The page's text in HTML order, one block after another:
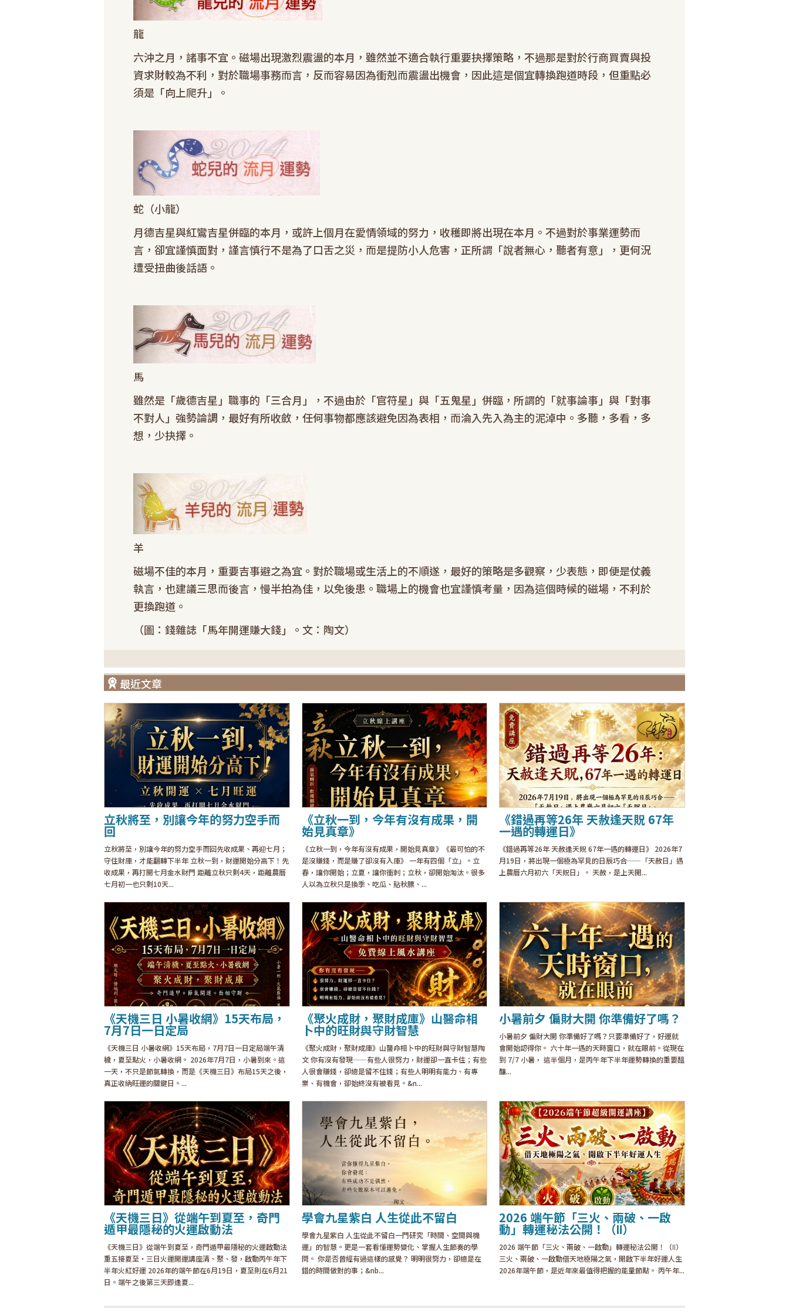
龍
六沖之月，諸事不宜。磁場出現激烈震盪的本月，雖然並不適合執行重要抉擇策略，不過那是對於行商買賣與投
資求財較為不利，對於職場事務而言，反而容易因為衝剋而震盪出機會，因此這是個宜轉換跑道時段，但重點必
須是「向上爬升」。
蛇（小龍）
月德吉星與紅鸞吉星併臨的本月，或許上個月在愛情領域的努力，收穫即將出現在本月。不過對於事業運勢而
言，卻宜謹慎面對，謹言慎行不是為了口舌之災，而是提防小人危害，正所謂「說者無心，聽者有意」，更何況
遭受扭曲後話語。
馬
雖然是「歲德吉星」職事的「三合月」，不過由於「官符星」與「五鬼星」併臨，所謂的「就事論事」與「對事
不對人」強勢論調，最好有所收斂，任何事物都應該避免因為表相，而淪入先入為主的泥淖中。多聽，多看，多
想，少抉擇。
羊
磁場不佳的本月，重要吉事避之為宜。對於職場或生活上的不順遂，最好的策略是多觀察，少表態，即便是仗義
執言，也建議三思而後言，慢半拍為佳，以免後患。職場上的機會也宜謹慎考量，因為這個時候的磁場，不利於
更換跑道。
（圖：錢雜誌「馬年開運賺大錢」。文：陶文）
最近文章
立秋將至，別讓今年的努力空手而
回
立秋將至，別讓今年的努力空手而回先收成果、再迎七月；
守住財庫，才能翻轉下半年 立秋一到，財運開始分高下！先
收成果，再打開七月金水財門 距離立秋只剩4天，距離農曆
七月初一也只剩10天...
《立秋一到，今年有沒有成果，開
始見真章》
《立秋一到，今年有沒有成果，開始見真章》《最可怕的不
是沒賺錢，而是賺了卻沒有入庫》 一年有四個「立」。立
春，讓你開始；立夏，讓你衝刺；立秋，卻開始淘汰。很多
人以為立秋只是換季、吃瓜、貼秋膘、...
《錯過再等26年 天赦逢天貺 67年
一遇的轉運日》
《錯過再等26年 天赦逢天貺 67年一遇的轉運日》 2026年7
月19日，將出現一個極為罕見的日辰巧合——「天赦日」遇
上農曆六月初六「天貺日」。 天赦，是上天開...
《天機三日 小暑收網》15天布局，
7月7日一日定局
《天機三日 小暑收網》15天布局，7月7日一日定局端午清
穢，夏至點火，小暑收網。 2026年7月7日，小暑到來。這
一天，不只是節氣轉換，而是《天機三日》布局15天之後，
真正收納旺運的關鍵日。...
《聚火成財，聚財成庫》山醫命相
卜中的旺財與守財智慧
《聚火成財，聚財成庫》山醫命相卜中的旺財與守財智慧陶
文 你有沒有發現——有些人很努力，財運卻一直卡住；有些
人很會賺錢，卻總是留不住錢；有些人明明有能力、有專
業、有機會，卻始終沒有被看見。&n...
小暑前夕 偏財大開 你準備好了嗎？
小暑前夕 偏財大開 你準備好了嗎？只要準備好了，好運就
會開始認得你。 六十年一遇的天時窗口，就在眼前。從現在
到 7/7 小暑， 這半個月，是丙午年下半年運勢轉換的重要醞
釀...
《天機三日》從端午到夏至，奇門
遁甲最隱秘的火運啟動法
《天機三日》從端午到夏至，奇門遁甲最隱秘的火運啟動法
重五接夏至・三日火運開運講座清、聚、發，啟動丙午年下
半年火紅好運 2026年的端午節在6月19日，夏至則在6月21
日。端午之後第三天即逢夏...
學會九星紫白 人生從此不留白
學會九星紫白 人生從此不留白一門研究「時間、空間與機
運」的智慧。更是一套看懂運勢變化、掌握人生節奏的學
問。 你是否曾經有過這樣的感覺？ 明明很努力，卻總是在
錯的時間做對的事；&nb...
2026 端午節「三火、兩破、一啟
動」轉運秘法公開！（Ⅱ）
2026 端午節「三火、兩破、一啟動」轉運秘法公開！（Ⅱ）
三火、兩破、一啟動借天地極陽之氣，開啟下半年好運人生
2026年端午節，是近年來最值得把握的能量節點。 丙午年...